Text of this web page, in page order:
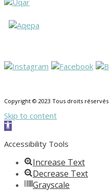
Copyright © 2023 Tous droits réservés
Skip to content
Open toolbar
Accessibility Tools
Increase Text
Decrease Text
Grayscale